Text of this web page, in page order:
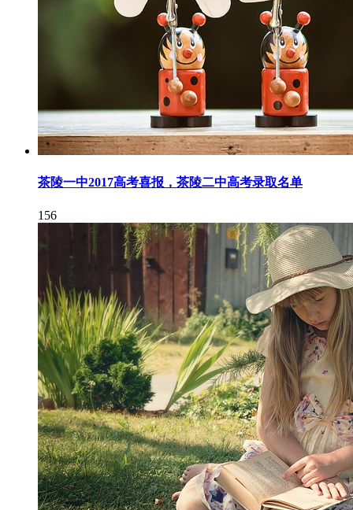
茶陵一中2017高考喜报，茶陵二中高考录取名单
156